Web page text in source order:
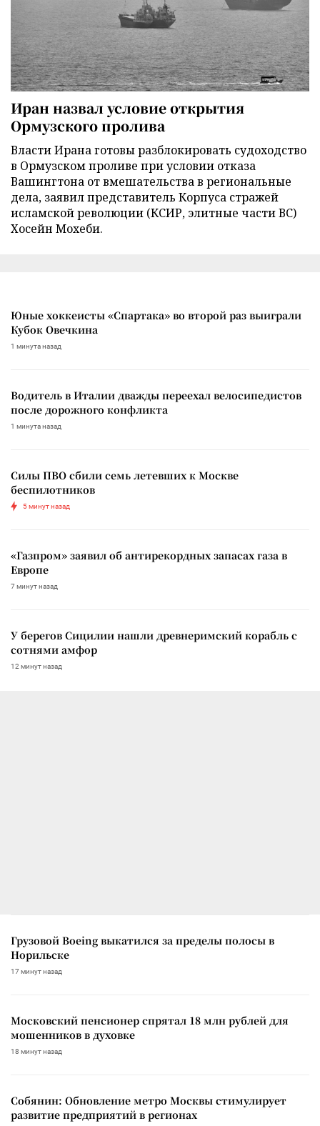
Иран назвал условие открытия
Ормузского пролива
Власти Ирана готовы разблокировать судоходство
в Ормузском проливе при условии отказа
Вашингтона от вмешательства в региональные
дела, заявил представитель Корпуса стражей
исламской революции (КСИР, элитные части ВС)
Хосейн Мохеби.
Юные хоккеисты «Спартака» во второй раз выиграли
Кубок Овечкина
1 минута назад
Водитель в Италии дважды переехал велосипедистов
после дорожного конфликта
1 минута назад
Силы ПВО сбили семь летевших к Москве
беспилотников
5 минут назад
«Газпром» заявил об антирекордных запасах газа в
Европе
7 минут назад
У берегов Сицилии нашли древнеримский корабль с
сотнями амфор
12 минут назад
Грузовой Boeing выкатился за пределы полосы в
Норильске
17 минут назад
Московский пенсионер спрятал 18 млн рублей для
мошенников в духовке
18 минут назад
Собянин: Обновление метро Москвы стимулирует
развитие предприятий в регионах